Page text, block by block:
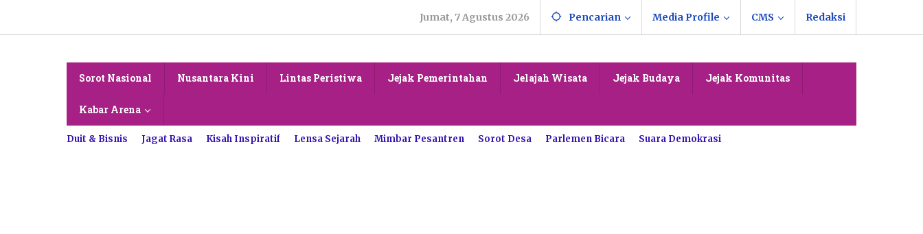
konten
Jumat, 7 Agustus 2026 Pencarian Media Profile CMS Redaksi
Sorot Nasional Nusantara Kini Lintas Peristiwa Jejak Pemerintahan Jelajah Wisata Jejak Budaya Jejak Komunitas
Kabar Arena
Duit & Bisnis Jagat Rasa Kisah Inspiratif Lensa Sejarah Mimbar Pesantren Sorot Desa Parlemen Bicara Suara Demokrasi